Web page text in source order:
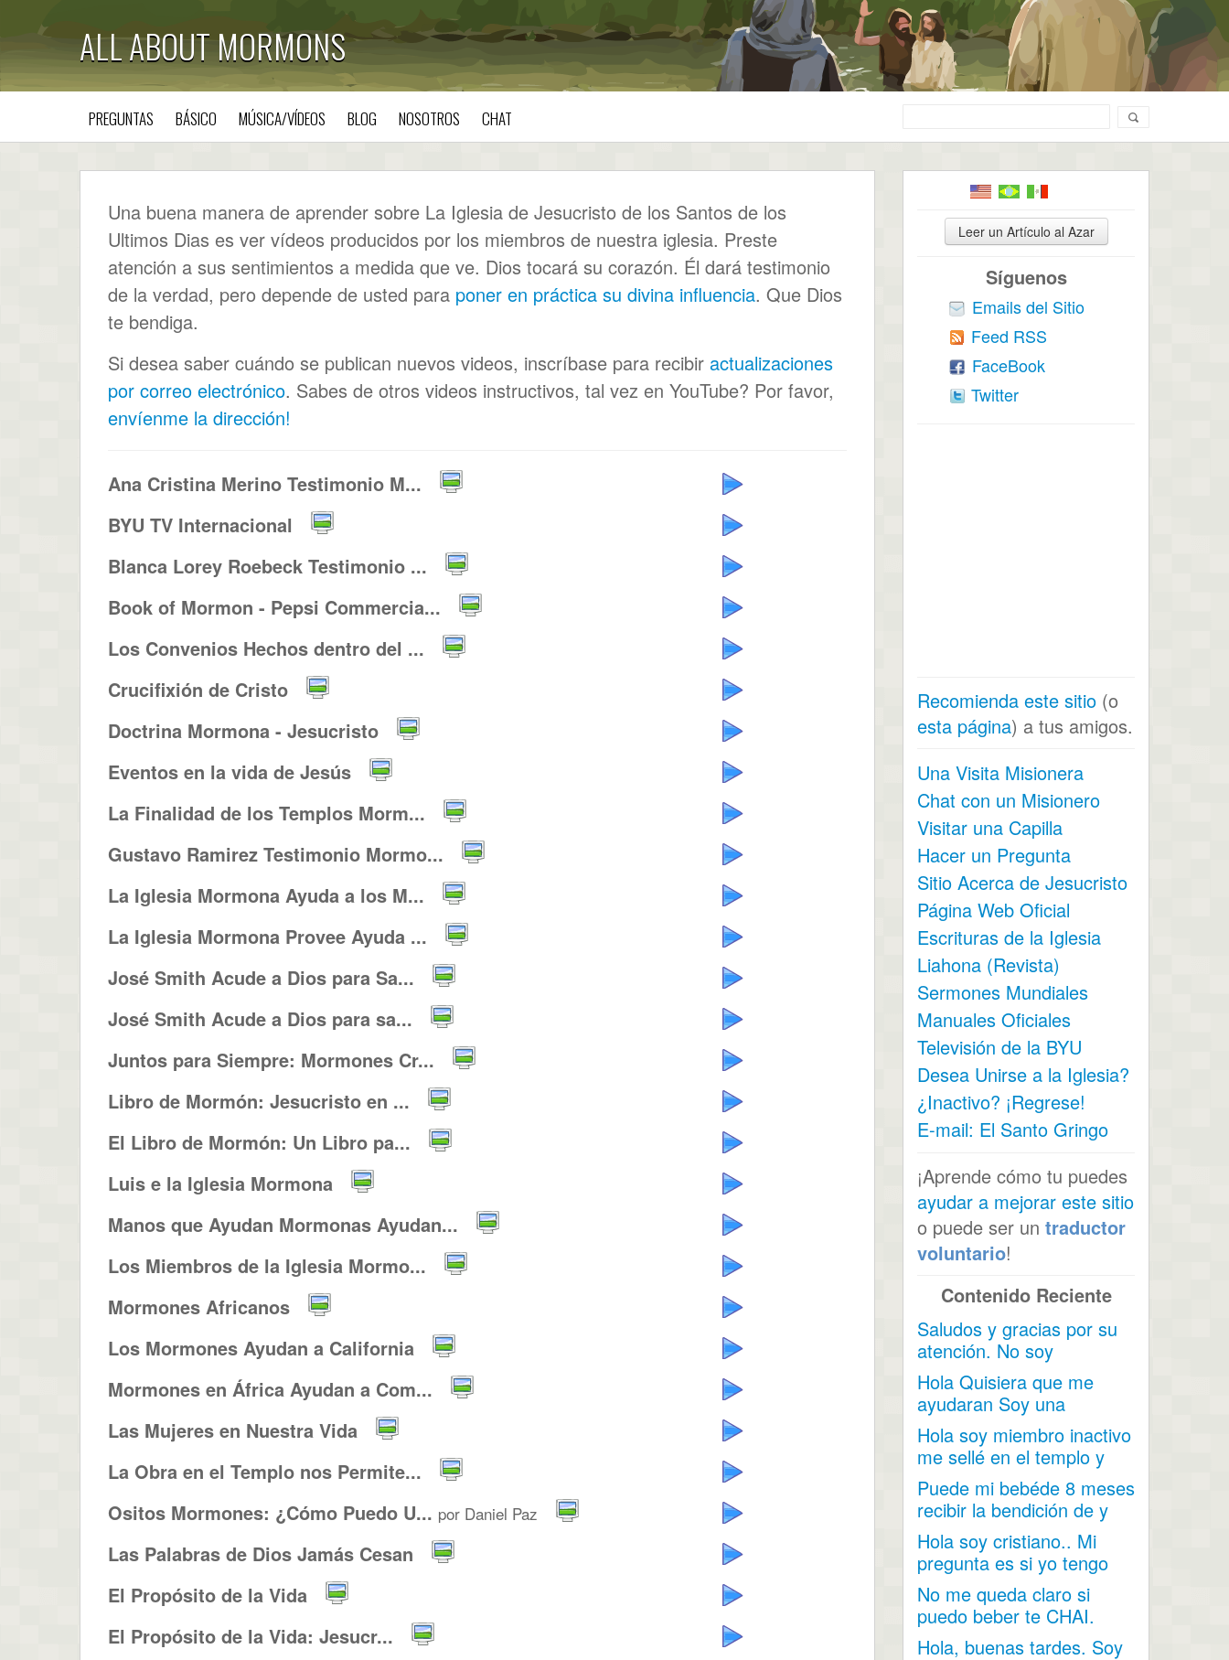
ALL ABOUT MORMONS
PREGUNTAS BÁSICO MÚSICA/VÍDEOS BLOG NOSOTROS CHAT
Una buena manera de aprender sobre La Iglesia de Jesucristo de los Santos de los
Ultimos Dias es ver vídeos producidos por los miembros de nuestra iglesia. Preste
atención a sus sentimientos a medida que ve. Dios tocará su corazón. Él dará testimonio
de la verdad, pero depende de usted para poner en práctica su divina influencia. Que Dios
te bendiga.
Si desea saber cuándo se publican nuevos videos, inscríbase para recibir actualizaciones
por correo electrónico. Sabes de otros videos instructivos, tal vez en YouTube? Por favor,
envíenme la dirección!
Ana Cristina Merino Testimonio M...
BYU TV Internacional
Blanca Lorey Roebeck Testimonio ...
Book of Mormon - Pepsi Commercia...
Los Convenios Hechos dentro del ...
Crucifixión de Cristo
Doctrina Mormona - Jesucristo
Eventos en la vida de Jesús
La Finalidad de los Templos Morm...
Gustavo Ramirez Testimonio Mormo...
La Iglesia Mormona Ayuda a los M...
La Iglesia Mormona Provee Ayuda ...
José Smith Acude a Dios para Sa...
José Smith Acude a Dios para sa...
Juntos para Siempre: Mormones Cr...
Libro de Mormón: Jesucristo en ...
El Libro de Mormón: Un Libro pa...
Luis e la Iglesia Mormona
Manos que Ayudan Mormonas Ayudan...
Los Miembros de la Iglesia Mormo...
Mormones Africanos
Los Mormones Ayudan a California
Mormones en África Ayudan a Com...
Las Mujeres en Nuestra Vida
La Obra en el Templo nos Permite...
Ositos Mormones: ¿Cómo Puedo U... por Daniel Paz
Las Palabras de Dios Jamás Cesan
El Propósito de la Vida
El Propósito de la Vida: Jesucr...
Leer un Artículo al Azar
Síguenos
Emails del Sitio
Feed RSS
FaceBook
Twitter
Recomienda este sitio (o
esta página) a tus amigos.
Una Visita Misionera
Chat con un Misionero
Visitar una Capilla
Hacer un Pregunta
Sitio Acerca de Jesucristo
Página Web Oficial
Escrituras de la Iglesia
Liahona (Revista)
Sermones Mundiales
Manuales Oficiales
Televisión de la BYU
Desea Unirse a la Iglesia?
¿Inactivo? ¡Regrese!
E-mail: El Santo Gringo
¡Aprende cómo tu puedes
ayudar a mejorar este sitio
o puede ser un traductor
voluntario!
Contenido Reciente
Saludos y gracias por su
atención. No soy
mormona pero tengo una
amiga...
Hola Quisiera que me
ayudaran Soy una
persona miembro pero...
Hola soy miembro inactivo
me sellé en el templo y
mis hijos nacieron...
Puede mi bebéde 8 meses
recibir la bendición de y
darle su nombre...
Hola soy cristiano.. Mi
pregunta es si yo tengo
unos comerciales y lo...
No me queda claro si
puedo beber te CHAI.
Contiene cardamomo,
Hola, buenas tardes. Soy